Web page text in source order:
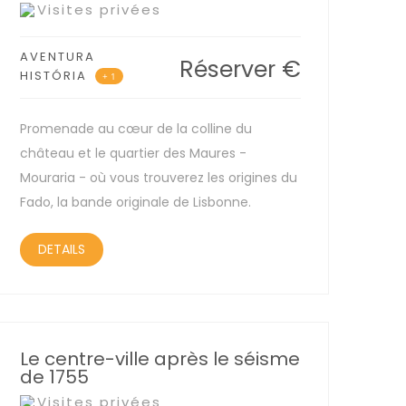
Visites privées
AVENTURA
HISTÓRIA
+ 1 Réserver €
Promenade au cœur de la colline du
château et le quartier des Maures -
Mouraria - où vous trouverez les origines du
Fado, la bande originale de Lisbonne.
DETAILS
Le centre-ville après le séisme
de 1755
Visites privées